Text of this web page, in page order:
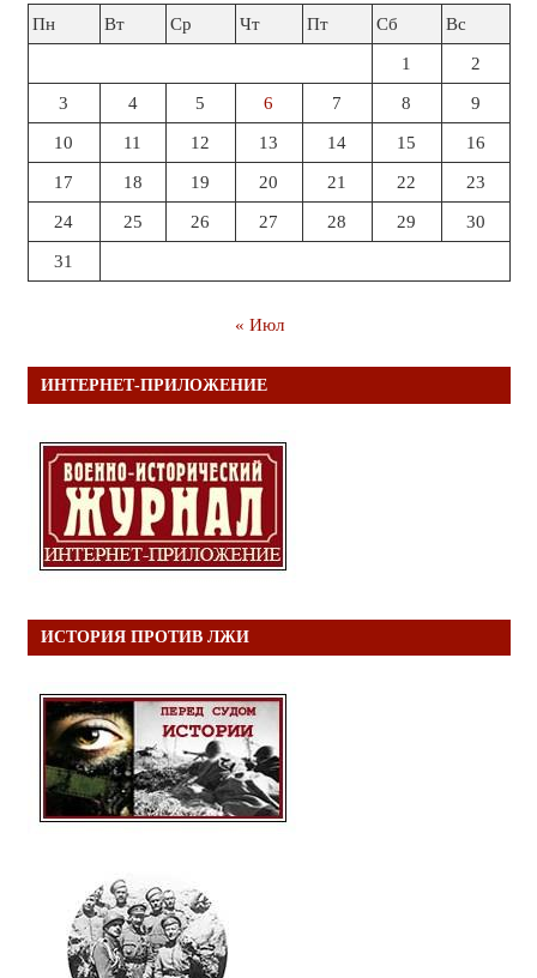
Пн
Вт Ср Чт Пт Сб Вс
1 2
3 4 5 6 7 8 9
10 11 12 13 14 15 16
17 18 19 20 21 22 23
24 25 26 27 28 29 30
31
« Июл
ИНТЕРНЕТ-ПРИЛОЖЕНИЕ
ИСТОРИЯ ПРОТИВ ЛЖИ